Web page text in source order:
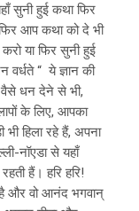
सुनी हुई कथा फिर
आप कथा को दे भी
या फिर सुनी हुई
वर्धते “ ये ज्ञान की
वैसे धन देने से भी,
के लिए, आपका
हिला रहे हैं, अपना
नॉएडा से यहाँ
हैं। हरि हरि!
और वो आनंद भगवान्